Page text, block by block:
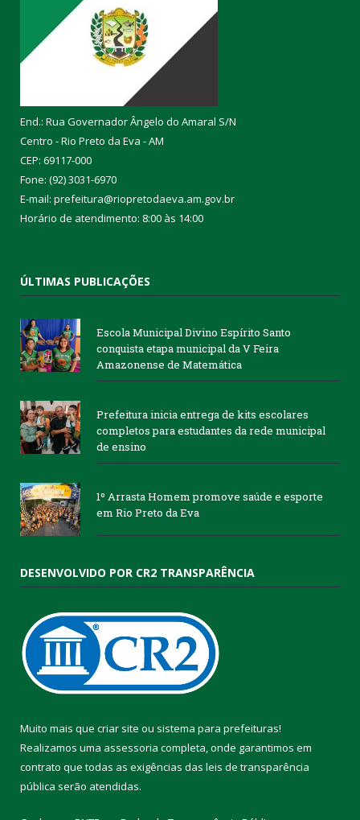
End.: Rua Governador Ângelo do Amaral S/N
Centro - Rio Preto da Eva - AM
CEP: 69117-000
Fone: (92) 3031-6970
E-mail: prefeitura@riopretodaeva.am.gov.br
Horário de atendimento: 8:00 às 14:00
ÚLTIMAS PUBLICAÇÕES
Escola Municipal Divino Espírito Santo
conquista etapa municipal da V Feira
Amazonense de Matemática
Prefeitura inicia entrega de kits escolares
completos para estudantes da rede municipal
de ensino
1º Arrasta Homem promove saúde e esporte
em Rio Preto da Eva
DESENVOLVIDO POR CR2 TRANSPARÊNCIA
Muito mais que criar site ou sistema para prefeituras!
Realizamos uma assessoria completa, onde garantimos em
contrato que todas as exigências das leis de transparência
pública serão atendidas.